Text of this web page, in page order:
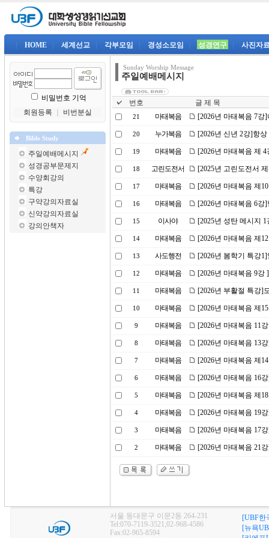
HOME 세계선교 각부모임 경성소모임 성경연구 사진자
비밀번호 기억
회원등록
비번분실
Bible Study
주일예배메시지
성경공부문제지
수양회강의
특강
구약강의자료실
신약강의자료실
강의안책자
Sunday Worship Message
주일예배메시지
번호 글 제 목
21 마태복음 [2026년 마태복음 7강
20 누가복음 [2026년 신년 2강]항
19 마태복음 [2026년 마태복음 제
18 고린도전서 [2025년 고린도전서
17 마태복음 [2026년 마태복음 제
16 마태복음 [2026년 마태복음 6강
15 이사야 [2025년 성탄 메시지
14 마태복음 [2026년 마태복음 제
13 사도행전 [2026년 봄학기 특강
12 마태복음 [2026년 마태복음 9강
11 마태복음 [2026년 부활절 특강]
10 마태복음 [2026년 마태복음 제
9 마태복음 [2026년 마태복음 11
8 마태복음 [2026년 마태복음 13
7 마태복음 [2026년 마태복음 제
6 마태복음 [2026년 마태복음 16
5 마태복음 [2026년 마태복음 제
4 마태복음 [2026년 마태복음 19
3 마태복음 [2026년 마태복음 17
2 마태복음 [2026년 마태복음 21
서울 동대문구 이문2동 264-231
Tel:070-7119-3521,02-968-4586
Fax:02-965-8594
[UBF한
[뉴욕